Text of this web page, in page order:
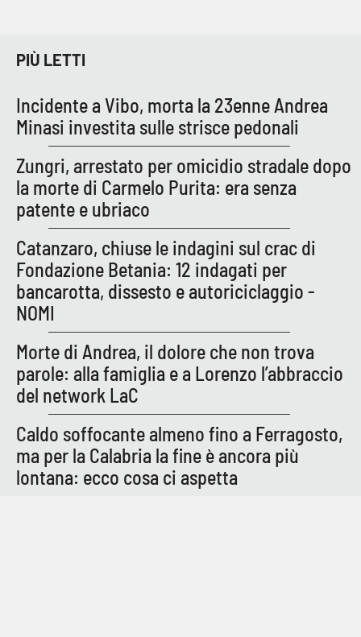
PIÙ LETTI
Incidente a Vibo, morta la 23enne Andrea
Minasi investita sulle strisce pedonali
Zungri, arrestato per omicidio stradale dopo
la morte di Carmelo Purita: era senza
patente e ubriaco
Catanzaro, chiuse le indagini sul crac di
Fondazione Betania: 12 indagati per
bancarotta, dissesto e autoriciclaggio -
NOMI
Morte di Andrea, il dolore che non trova
parole: alla famiglia e a Lorenzo l’abbraccio
del network LaC
Caldo soffocante almeno fino a Ferragosto,
ma per la Calabria la fine è ancora più
lontana: ecco cosa ci aspetta